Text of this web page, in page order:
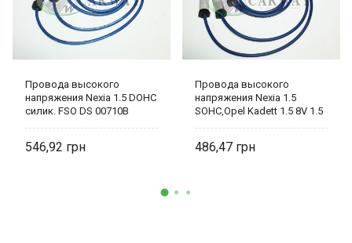
Провода высокого
напряжения Nexia 1.5 DOHC
силик. FSO DS 00710B
546,92
Провода высокого
напряжения Nexia 1.5
SOHC,Opel Kadett 1.5 8V 1.5
486,47